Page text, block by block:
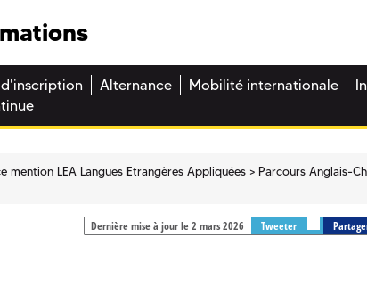
Alternance Mobilité internationale
mention LEA Langues Etrangères Appliquées
Parcours Anglais-
Dernière mise à jour le 2 mars 2026 Tweeter